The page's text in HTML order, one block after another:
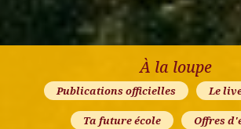
À la loupe
Publications officielles Le
Ta future école Offres